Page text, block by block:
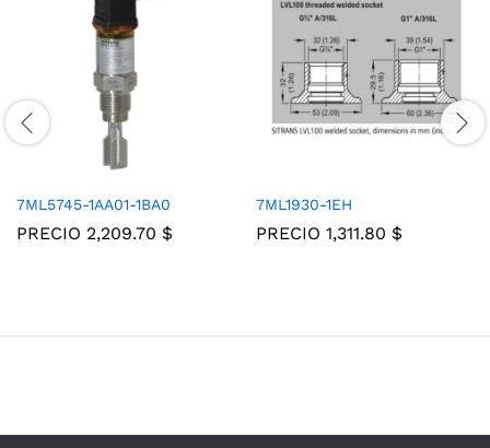
7ML5745-1AA01-1BA0
PRECIO 2,209.70 $
7ML1930-1EH
PRECIO 1,311.80 $